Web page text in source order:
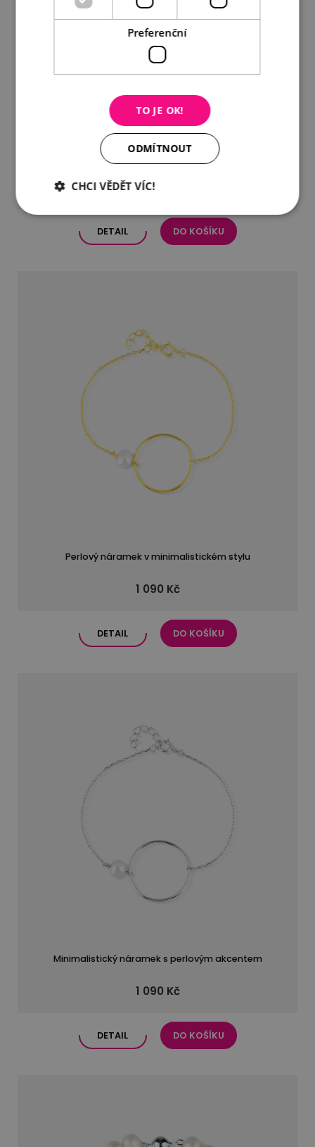
Dokonale vyladěná sada šperků
4 780 Kč
DETAIL DO KOŠÍKU
Perlový náramek v minimalistickém stylu
1 090 Kč
DETAIL DO KOŠÍKU
Minimalistický náramek s perlovým akcentem
1 090 Kč
DETAIL DO KOŠÍKU
Preferenční
TO JE OK!
ODMÍTNOUT
CHCI VĚDĚT VÍC!